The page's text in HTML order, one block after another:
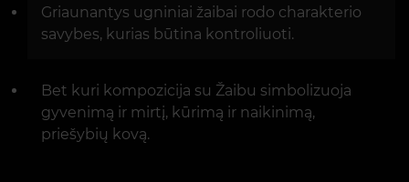
Griaunantys ugniniai žaibai rodo charakterio
savybes, kurias būtina kontroliuoti.
Bet kuri kompozicija su Žaibu simbolizuoja
gyvenimą ir mirtį, kūrimą ir naikinimą,
priešybių kovą.